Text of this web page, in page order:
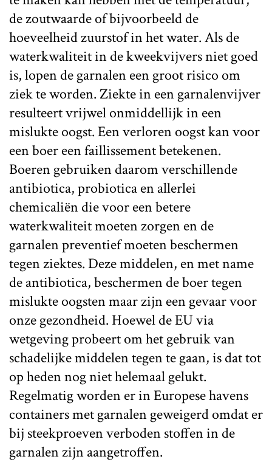
de zoutwaarde of bijvoorbeeld de
hoeveelheid zuurstof in het water. Als de
waterkwaliteit in de kweekvijvers niet goed
is, lopen de garnalen een groot risico om
ziek te worden. Ziekte in een garnalenvijver
resulteert vrijwel onmiddellijk in een
mislukte oogst. Een verloren oogst kan voor
een boer een faillissement betekenen.
Boeren gebruiken daarom verschillende
antibiotica, probiotica en allerlei
chemicaliën die voor een betere
waterkwaliteit moeten zorgen en de
garnalen preventief moeten beschermen
tegen ziektes. Deze middelen, en met name
de antibiotica, beschermen de boer tegen
mislukte oogsten maar zijn een gevaar voor
onze gezondheid. Hoewel de EU via
wetgeving probeert om het gebruik van
schadelijke middelen tegen te gaan, is dat tot
op heden nog niet helemaal gelukt.
Regelmatig worden er in Europese havens
containers met garnalen geweigerd omdat er
bij steekproeven verboden stoffen in de
garnalen zijn aangetroffen.